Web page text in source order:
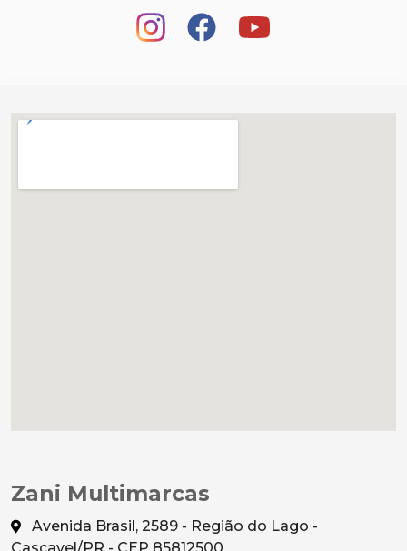
Zani Multimarcas
Avenida Brasil, 2589 - Região do Lago -
Cascavel/PR - CEP 85812500